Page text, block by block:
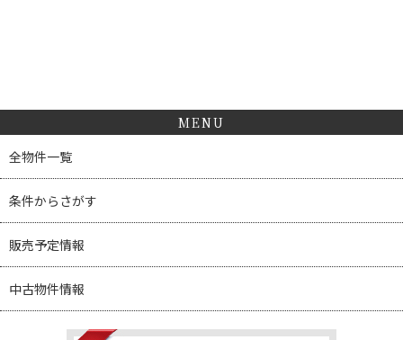
MENU
全物件一覧
条件からさがす
販売予定情報
中古物件情報